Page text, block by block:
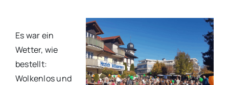
Es war ein
Wetter, wie
bestellt:
Wolkenlos und